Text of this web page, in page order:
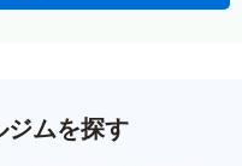
ジムを探す